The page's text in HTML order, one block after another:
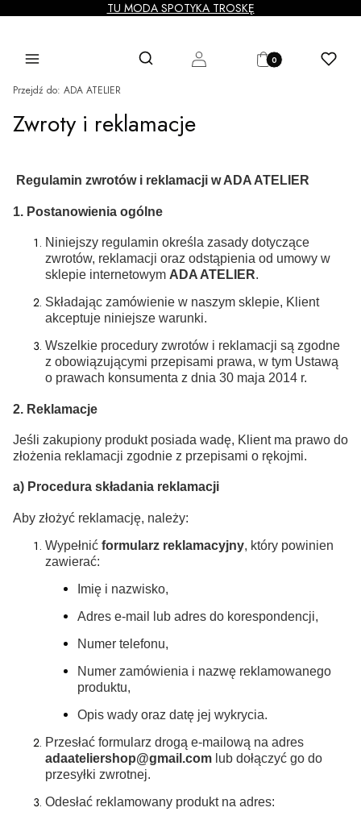
TU MODA SPOTYKA TROSKĘ
Menu Otwórz wyszukiwarkę
Szukaj Zaloguj się Produkty w koszyku:
Koszyk Ulubione
Przejdź do: ADA ATELIER
Zwroty i reklamacje
Regulamin zwrotów i reklamacji w ADA ATELIER
1. Postanowienia ogólne
Niniejszy regulamin określa zasady dotyczące
zwrotów, reklamacji oraz odstąpienia od umowy w
sklepie internetowym ADA ATELIER.
Składając zamówienie w naszym sklepie, Klient
akceptuje niniejsze warunki.
Wszelkie procedury zwrotów i reklamacji są zgodne
z obowiązującymi przepisami prawa, w tym Ustawą
o prawach konsumenta z dnia 30 maja 2014 r.
2. Reklamacje
Jeśli zakupiony produkt posiada wadę, Klient ma prawo do
złożenia reklamacji zgodnie z przepisami o rękojmi.
a) Procedura składania reklamacji
Aby złożyć reklamację, należy:
Wypełnić formularz reklamacyjny, który powinien
zawierać:
Imię i nazwisko,
Adres e-mail lub adres do korespondencji,
Numer telefonu,
Numer zamówienia i nazwę reklamowanego
produktu,
Opis wady oraz datę jej wykrycia.
Przesłać formularz drogą e-mailową na adres
adaateliershop@gmail.com lub dołączyć go do
przesyłki zwrotnej.
Odesłać reklamowany produkt na adres: